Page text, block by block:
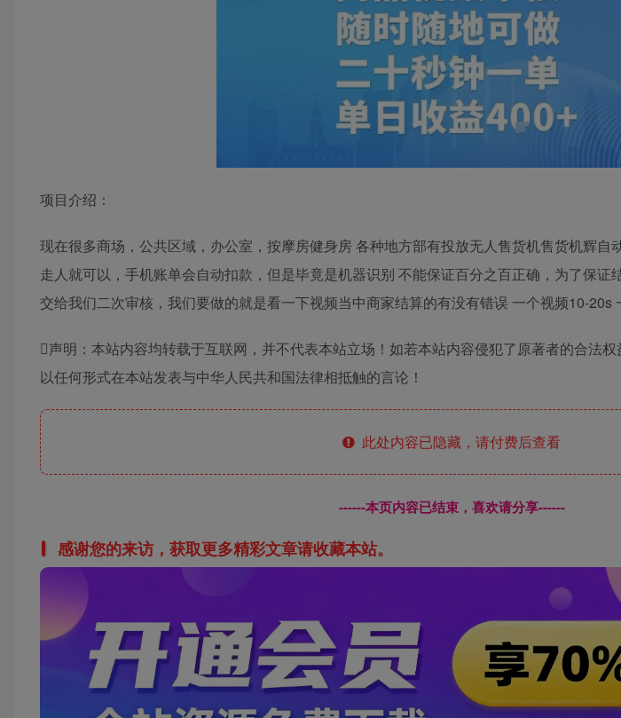
项目介绍：
现在很多商场，公共区域，办公室，按摩房健身房 各种地方部有投放无人售货机售货机辉自
走人就可以，手机账单会自动扣款，但是毕竟是机器识别 不能保证百分之百正确，为了保证
交给我们二次审核，我们要做的就是看一下视频当中商家结算的有没有错误 一个视频10-20s
声明：本站内容均转载于互联网，并不代表本站立场！如若本站内容侵犯了原著者的合法
以任何形式在本站发表与中华人民共和国法律相抵触的言论！
此处内容已隐藏，请付费后查看
------本页内容已结束，喜欢请分享------
感谢您的来访，获取更多精彩文章请收藏本站。